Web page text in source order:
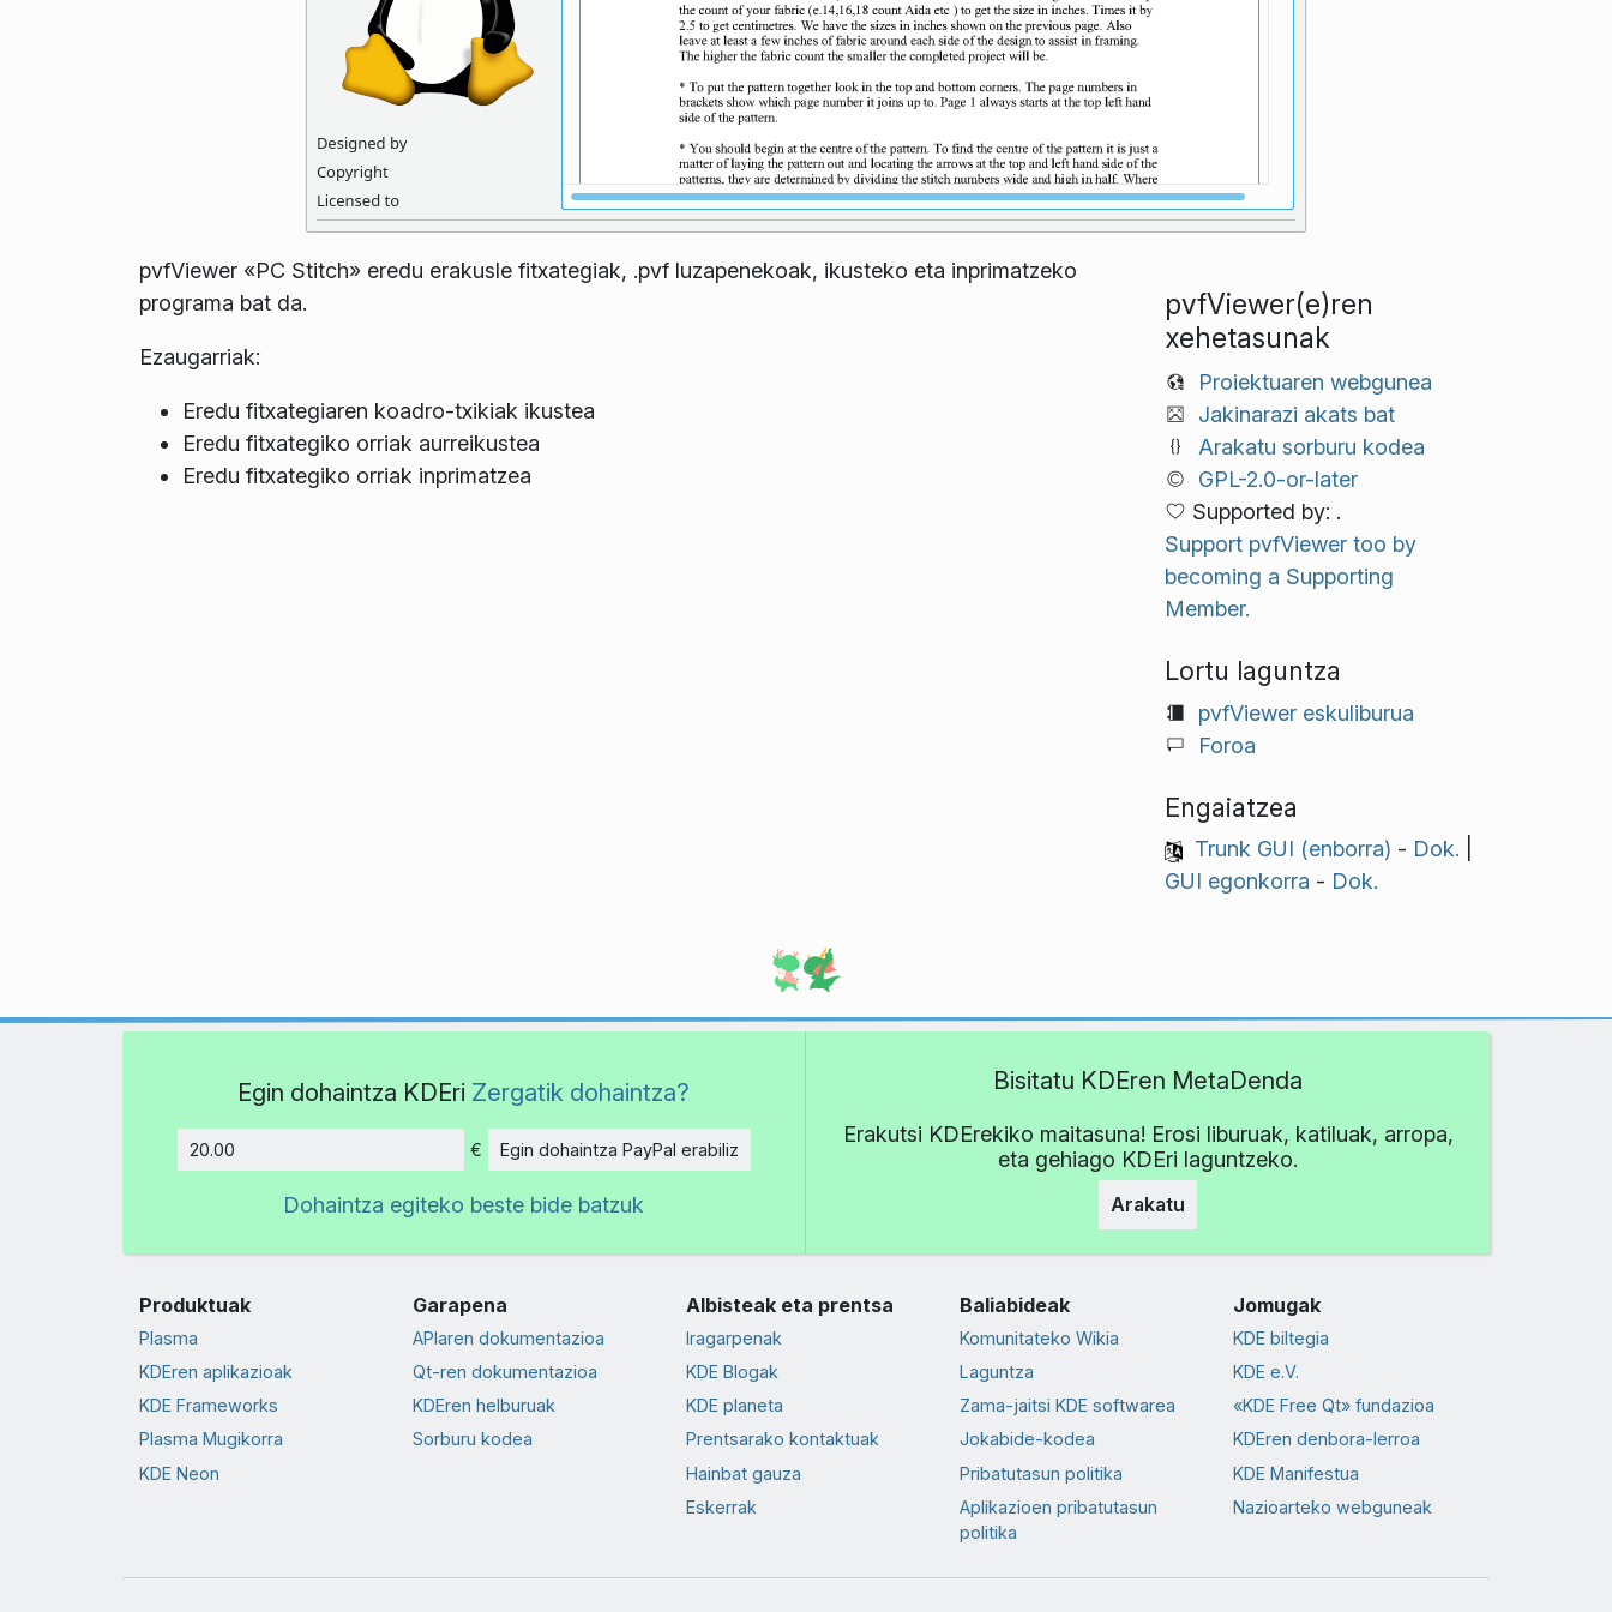
pvfViewer «PC Stitch» eredu erakusle fitxategiak, .pvf luzapenekoak, ikusteko eta inprimatzeko
programa bat da.
Ezaugarriak:
Eredu fitxategiaren koadro-txikiak ikustea
Eredu fitxategiko orriak aurreikustea
Eredu fitxategiko orriak inprimatzea
pvfViewer(e)ren
xehetasunak
Proiektuaren webgunea
Jakinarazi akats bat
Arakatu sorburu kodea
GPL-2.0-or-later
Supported by: .
Support pvfViewer too by
becoming a Supporting
Member.
Lortu laguntza
pvfViewer eskuliburua
Foroa
Engaiatzea
Trunk GUI (enborra) - Dok.
GUI egonkorra - Dok.
Egin dohaintza KDEri Zergatik dohaintza?
Kopurua
€ Egin dohaintza PayPal erabiliz
Dohaintza egiteko beste bide batzuk
Bisitatu KDEren MetaDenda
Erakutsi KDErekiko maitasuna! Erosi liburuak, katiluak, arropa,
eta gehiago KDEri laguntzeko.
Arakatu
Produktuak
Plasma
KDEren aplikazioak
KDE Frameworks
Plasma Mugikorra
KDE Neon
Garapena
APIaren dokumentazioa
Qt-ren dokumentazioa
KDEren helburuak
Sorburu kodea
Albisteak eta prentsa
Iragarpenak
KDE Blogak
KDE planeta
Prentsarako kontaktuak
Hainbat gauza
Eskerrak
Baliabideak
Komunitateko Wikia
Laguntza
Zama-jaitsi KDE softwarea
Jokabide-kodea
Pribatutasun politika
Aplikazioen pribatutasun
politika
Jomugak
KDE biltegia
KDE e.V.
«KDE Free Qt» fundazioa
KDEren denbora-lerroa
KDE Manifestua
Nazioarteko webguneak